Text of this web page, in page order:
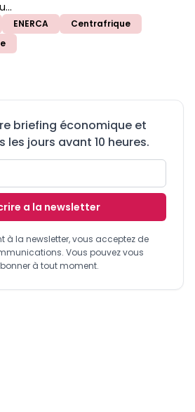
Politiques Publiques
ENERCA
Centrafrique
briefing économique et
les jours avant 10 heures.
a la newsletter
à la newsletter, vous acceptez de
Vous pouvez vous
à tout moment.